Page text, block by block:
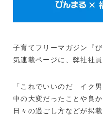
お電話で
サービスや
子育てフリーマガジン『
気連載ページに、弊社社
「これでいいのだ イク
中の大変だったことや良か
日々の過ごし方などが掲